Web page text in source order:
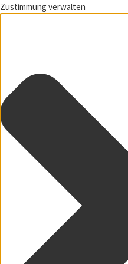
Zustimmung verwalten
Zum Inhalt springen